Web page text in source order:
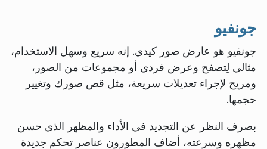
جونفيو
جونفيو هو عارض صور كيدي. إنه سريع وسهل الاستخدام،
مثالي لِتصفح وعرض فردي أو مجموعات من الصور،
ومريح لإجراء تعديلات سريعة، مثل قص صورك وتغيير
حجمها.
بصرف النظر عن التجديد في الأداء والمظهر الذي حسن
مظهره وسرعته، أضاف المطورون عناصر تحكم جديدة